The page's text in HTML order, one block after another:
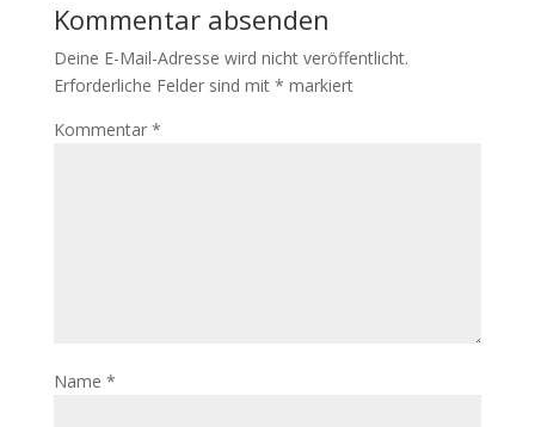
Kommentar absenden
Deine E-Mail-Adresse wird nicht veröffentlicht.
Erforderliche Felder sind mit * markiert
Kommentar *
Name *